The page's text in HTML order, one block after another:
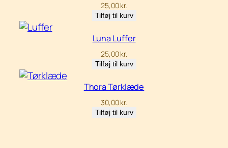
25,00kr.
Tilføj til kurv
Luna Luffer
25,00kr.
Tilføj til kurv
Thora Tørklæde
30,00kr.
Tilføj til kurv